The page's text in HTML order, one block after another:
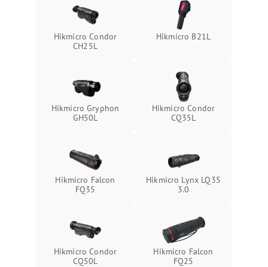
Hikmicro Condor
CH25L
Hikmicro B21L
Hikmicro Gryphon
GH50L
Hikmicro Condor
CQ35L
Hikmicro Falcon
FQ35
Hikmicro Lynx LQ35
3.0
Hikmicro Condor
CQ50L
Hikmicro Falcon
FQ25